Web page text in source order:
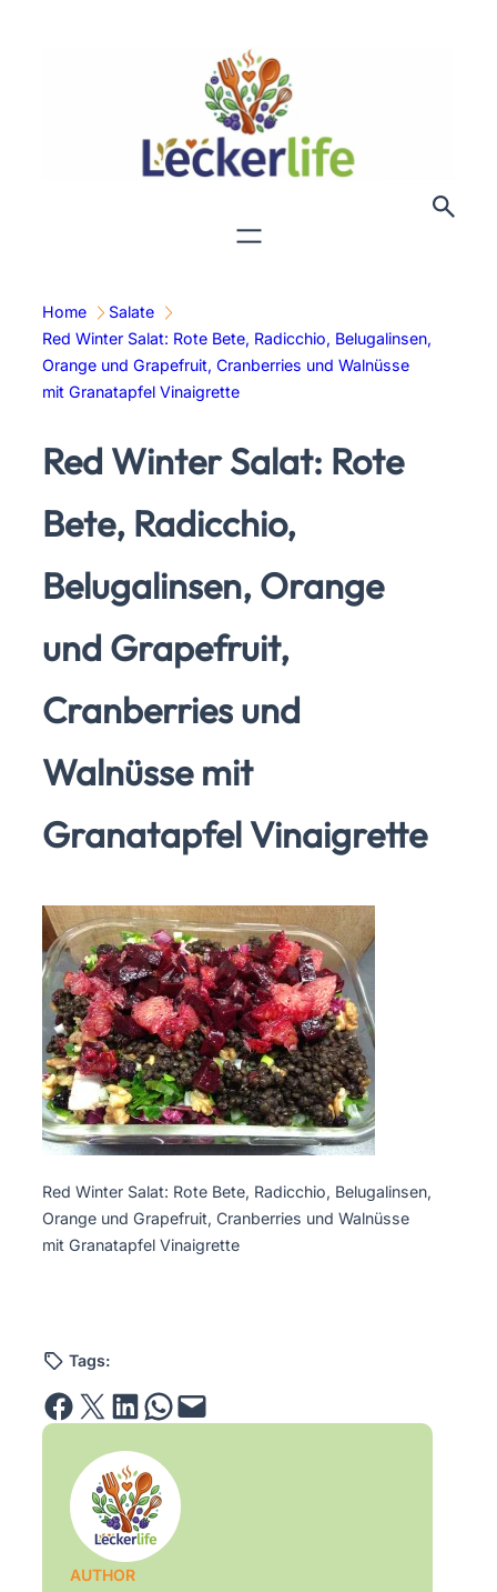
Home
Salate
Red Winter Salat: Rote Bete, Radicchio, Belugalinsen,
Orange und Grapefruit, Cranberries und Walnüsse
mit Granatapfel Vinaigrette
Red Winter Salat: Rote
Bete, Radicchio,
Belugalinsen, Orange
und Grapefruit,
Cranberries und
Walnüsse mit
Granatapfel Vinaigrette
Red Winter Salat: Rote Bete, Radicchio, Belugalinsen,
Orange und Grapefruit, Cranberries und Walnüsse
mit Granatapfel Vinaigrette
Tags:
Share on Facebook Email this Page Share on LinkedIn Share on WhatsApp Email this Page
AUTHOR